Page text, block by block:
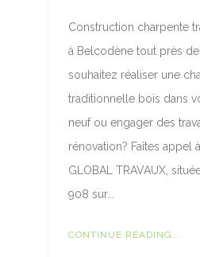
Construction charpente
à Belcodène tout près
souhaitez réaliser une
traditionnelle bois dans
neuf ou engager des
rénovation? Faîtes appel
GLOBAL TRAVAUX,
908 sur...
CONTINUE READING...